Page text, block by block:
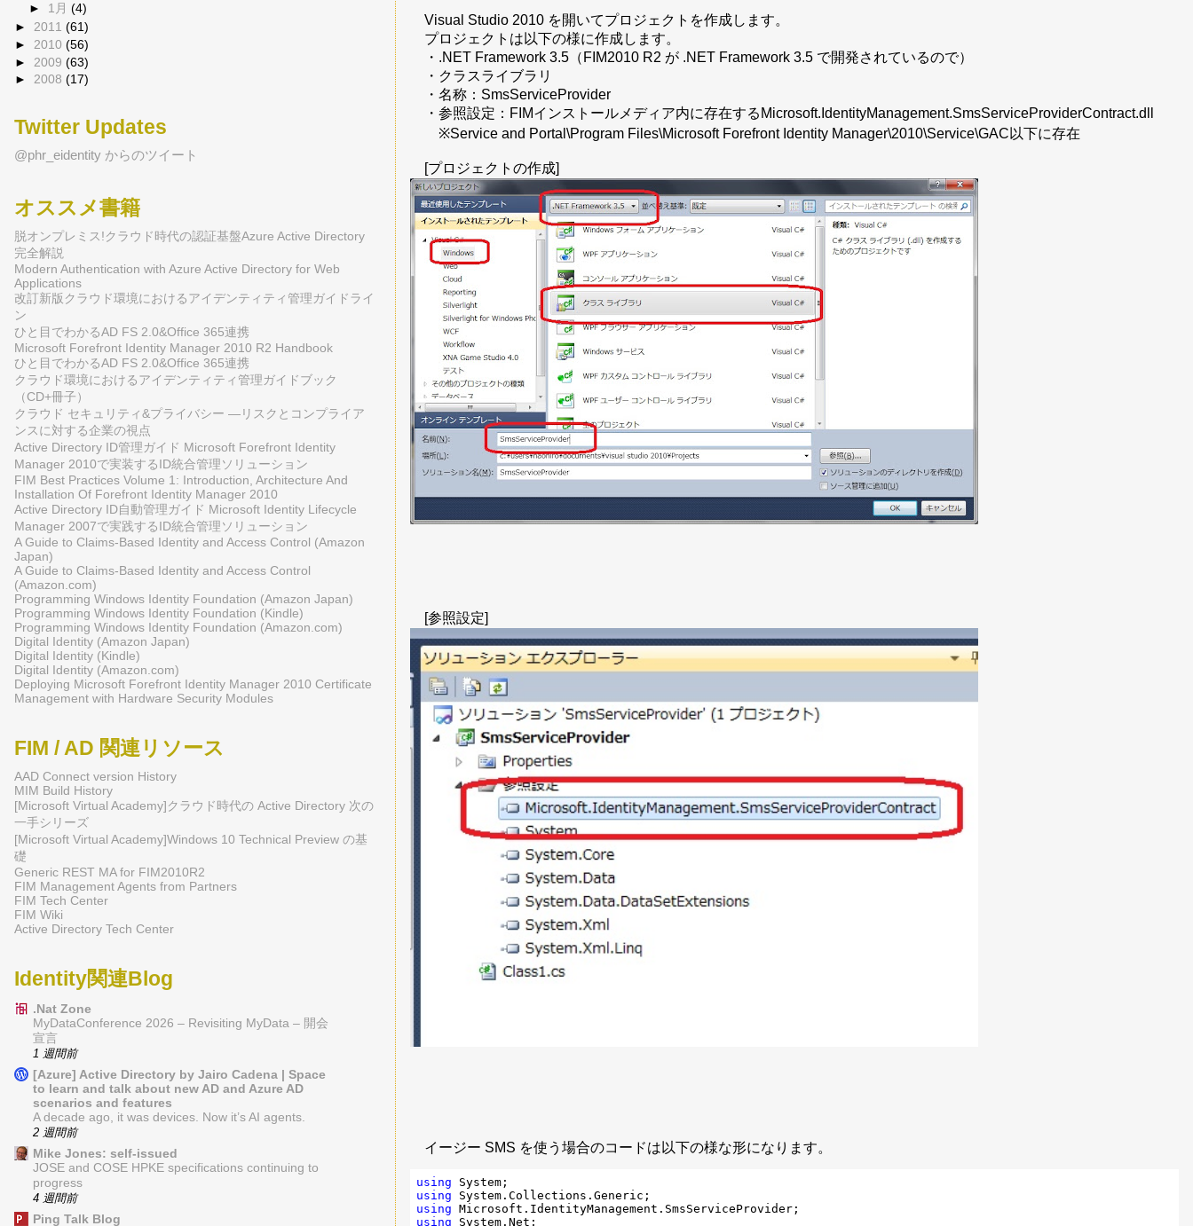
Visual Studio 2010 を開いてプロジェクトを作成します。
プロジェクトは以下の様に作成します。
・.NET Framework 3.5（FIM2010 R2 が .NET Framework 3.5 で開発されているので）
・クラスライブラリ
・名称：SmsServiceProvider
・参照設定：FIMインストールメディア内に存在するMicrosoft.IdentityManagement.SmsServiceProviderContract.dll
※Service and Portal\Program Files\Microsoft Forefront Identity Manager\2010\Service\GAC以下に存在
[プロジェクトの作成]
[参照設定]
イージー SMS を使う場合のコードは以下の様な形になります。
using
using
using
using
► 1月(4)
► 2011 (61)
► 2010 (56)
► 2009 (63)
► 2008 (17)
Twitter Updates
@phr_eidentity からのツイート
オススメ書籍
脱オンプレミス!クラウド時代の認証基盤Azure Active Directory
完全解説
Modern Authentication with Azure Active Directory for Web
Applications
改訂新版クラウド環境におけるアイデンティティ管理ガイドライ
ン
ひと目でわかるAD FS 2.0&Office 365連携
Microsoft Forefront Identity Manager 2010 R2 Handbook
ひと目でわかるAD FS 2.0&Office 365連携
クラウド環境におけるアイデンティティ管理ガイドブック
（CD+冊子）
クラウド セキュリティ&プライバシー ―リスクとコンプライア
ンスに対する企業の視点
Active Directory ID管理ガイド Microsoft Forefront Identity
Manager 2010で実装するID統合管理ソリューション
FIM Best Practices Volume 1: Introduction, Architecture And
Installation Of Forefront Identity Manager 2010
Active Directory ID自動管理ガイド Microsoft Identity Lifecycle
Manager 2007で実践するID統合管理ソリューション
A Guide to Claims-Based Identity and Access Control (Amazon
Japan)
A Guide to Claims-Based Identity and Access Control
(Amazon.com)
Programming Windows Identity Foundation (Amazon Japan)
Programming Windows Identity Foundation (Kindle)
Programming Windows Identity Foundation (Amazon.com)
Digital Identity (Amazon Japan)
Digital Identity (Kindle)
Digital Identity (Amazon.com)
Deploying Microsoft Forefront Identity Manager 2010 Certificate
Management with Hardware Security Modules
FIM / AD 関連リソース
AAD Connect version History
MIM Build History
[Microsoft Virtual Academy]クラウド時代の Active Directory 次の
一手シリーズ
[Microsoft Virtual Academy]Windows 10 Technical Preview の基
礎
Generic REST MA for FIM2010R2
FIM Management Agents from Partners
FIM Tech Center
FIM Wiki
Active Directory Tech Center
Identity関連Blog
.Nat Zone
MyDataConference 2026 – Revisiting MyData – 開会
宣言
1 週間前
[Azure] Active Directory by Jairo Cadena | Space
to learn and talk about new AD and Azure AD
scenarios and features
A decade ago, it was devices. Now it’s AI agents.
2 週間前
Mike Jones: self-issued
JOSE and COSE HPKE specifications continuing to
progress
4 週間前
Ping Talk Blog